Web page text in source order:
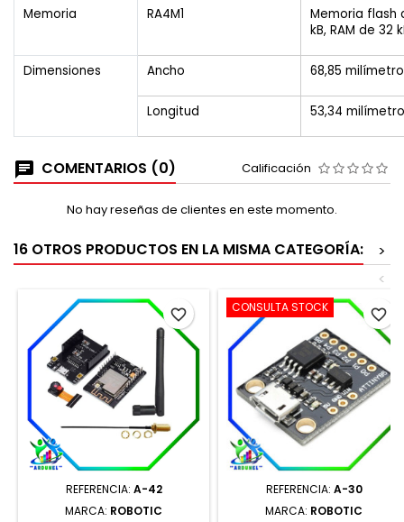
Memoria RA4M1
Memoria flash
kB, RAM de 32
Dimensiones Ancho 68,85
Longitud 53,34
COMENTARIOS (0) Calificación
No hay reseñas de clientes en este momento.
16 OTROS PRODUCTOS EN LA MISMA CATEGORÍA:
>
<
REFERENCIA: A-42
MARCA: ROBOTIC
favorite_border CONSULTA STOCK
REFERENCIA: A-30
MARCA: ROBOTIC
favorite_border